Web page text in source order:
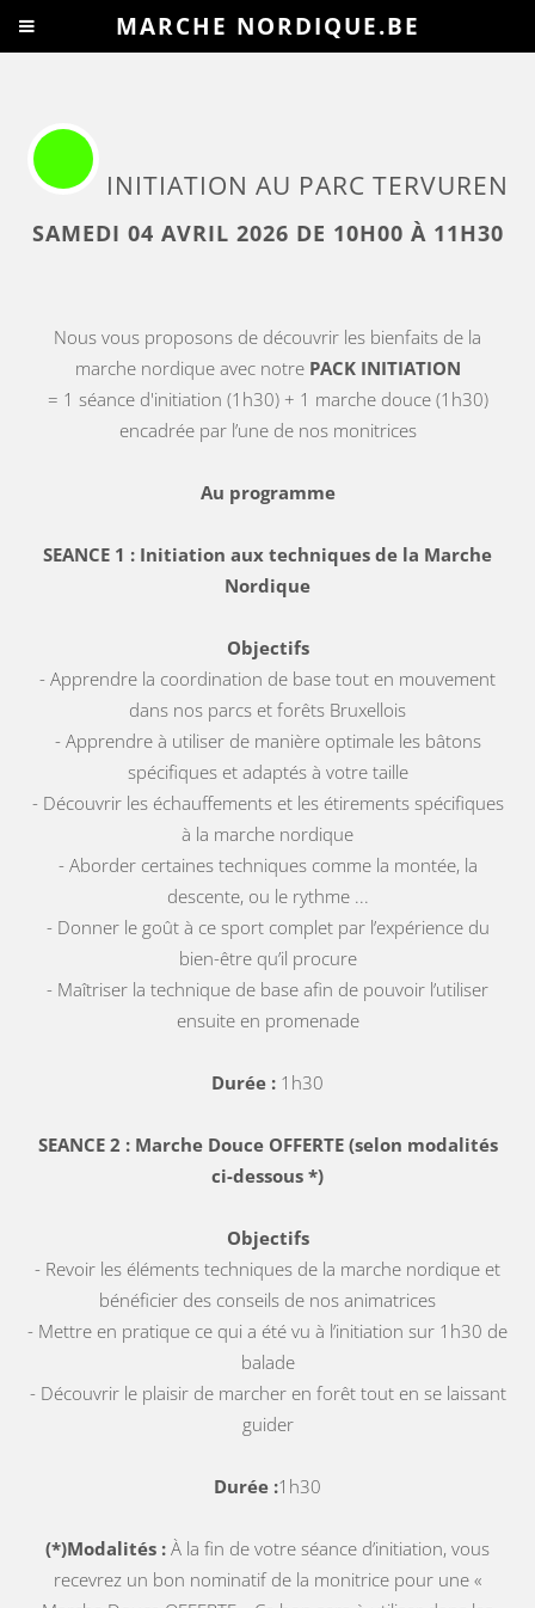
INITIATION AU PARC TERVUREN
SAMEDI 04 AVRIL 2026 DE 10H00 À 11H30
Nous vous proposons de découvrir les bienfaits de la
marche nordique avec notre PACK INITIATION
= 1 séance d'initiation (1h30) + 1 marche douce (1h30)
encadrée par l’une de nos monitrices
Au programme
SEANCE 1 : Initiation aux techniques de la Marche
Nordique
Objectifs
- Apprendre la coordination de base tout en mouvement
dans nos parcs et forêts Bruxellois
- Apprendre à utiliser de manière optimale les bâtons
spécifiques et adaptés à votre taille
- Découvrir les échauffements et les étirements spécifiques
à la marche nordique
- Aborder certaines techniques comme la montée, la
descente, ou le rythme ...
- Donner le goût à ce sport complet par l’expérience du
bien-être qu’il procure
- Maîtriser la technique de base afin de pouvoir l’utiliser
ensuite en promenade
Durée : 1h30
SEANCE 2 : Marche Douce OFFERTE (selon modalités
ci-dessous *)
Objectifs
- Revoir les éléments techniques de la marche nordique et
bénéficier des conseils de nos animatrices
- Mettre en pratique ce qui a été vu à l’initiation sur 1h30 de
balade
- Découvrir le plaisir de marcher en forêt tout en se laissant
guider
Durée :1h30
(*)Modalités : À la fin de votre séance d’initiation, vous
recevrez un bon nominatif de la monitrice pour une «
MARCHE NORDIQUE.BE